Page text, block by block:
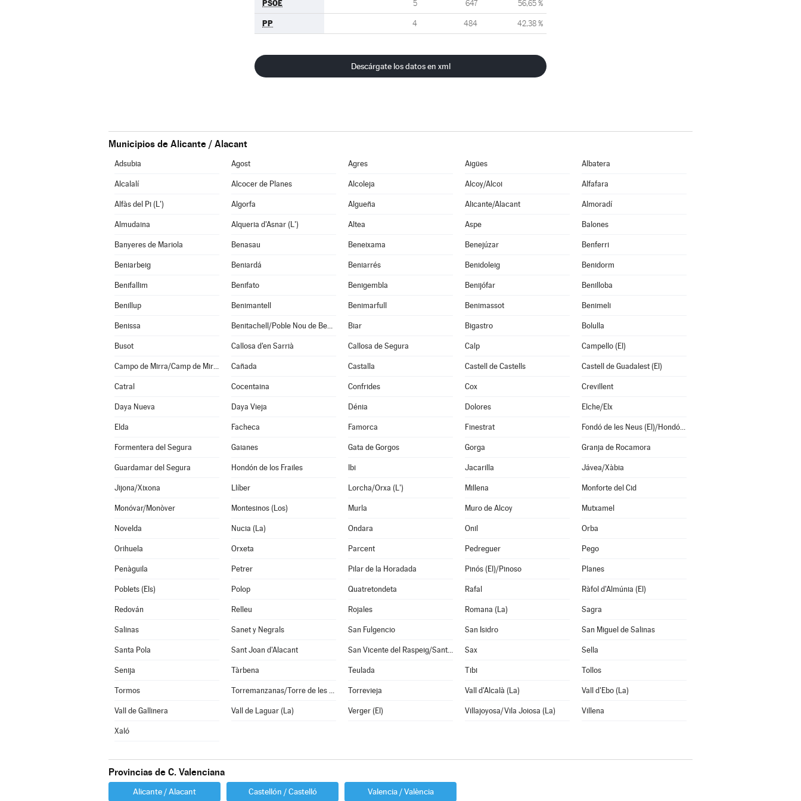
PSOE 5 647 56,65 %
PP 4 484 42,38 %
Descárgate los datos en xml
Municipios de Alicante / Alacant
Adsubia Agost Agres Aigües Albatera
Alcalalí Alcocer de Planes Alcoleja Alcoy/Alcoi Alfafara
Alfàs del Pi (L') Algorfa Algueña Alicante/Alacant Almoradí
Almudaina Alqueria d'Asnar (L') Altea Aspe Balones
Banyeres de Mariola Benasau Beneixama Benejúzar Benferri
Beniarbeig Beniardá Beniarrés Benidoleig Benidorm
Benifallim Benifato Benigembla Benijófar Benilloba
Benillup Benimantell Benimarfull Benimassot Benimeli
Benissa Benitachell/Poble Nou de Benitatxell (El) Biar Bigastro Bolulla
Busot Callosa d'en Sarrià Callosa de Segura Calp Campello (El)
Campo de Mirra/Camp de Mirra (El) Cañada Castalla Castell de Castells Castell de Guadalest (El)
Catral Cocentaina Confrides Cox Crevillent
Daya Nueva Daya Vieja Dénia Dolores Elche/Elx
Elda Facheca Famorca Finestrat Fondó de les Neus (El)/Hondón de las Nieves
Formentera del Segura Gaianes Gata de Gorgos Gorga Granja de Rocamora
Guardamar del Segura Hondón de los Frailes Ibi Jacarilla Jávea/Xàbia
Jijona/Xixona Llíber Lorcha/Orxa (L') Millena Monforte del Cid
Monóvar/Monòver Montesinos (Los) Murla Muro de Alcoy Mutxamel
Novelda Nucia (La) Ondara Onil Orba
Orihuela Orxeta Parcent Pedreguer Pego
Penàguila Petrer Pilar de la Horadada Pinós (El)/Pinoso Planes
Poblets (Els) Polop Quatretondeta Rafal Ràfol d'Almúnia (El)
Redován Relleu Rojales Romana (La) Sagra
Salinas Sanet y Negrals San Fulgencio San Isidro San Miguel de Salinas
Santa Pola Sant Joan d'Alacant San Vicente del Raspeig/Sant Vicent del Raspeig Sax Sella
Senija Tàrbena Teulada Tibi Tollos
Tormos Torremanzanas/Torre de les Maçanes (La) Torrevieja Vall d'Alcalà (La) Vall d'Ebo (La)
Vall de Gallinera Vall de Laguar (La) Verger (El) Villajoyosa/Vila Joiosa (La) Villena
Xaló
Provincias de C. Valenciana
Alicante / Alacant Castellón / Castelló Valencia / València